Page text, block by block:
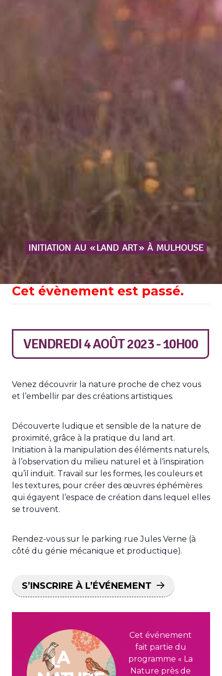
INITIATION AU « LAND ART » À MULHOUSE
Cet évènement est passé.
VENDREDI 4 AOÛT 2023 - 10H00
Venez découvrir la nature proche de chez vous
et l’embellir par des créations artistiques.
Découverte ludique et sensible de la nature de
proximité, grâce à la pratique du land art.
Initiation à la manipulation des éléments naturels,
à l’observation du milieu naturel et à l’inspiration
qu’il induit. Travail sur les formes, les couleurs et
les textures, pour créer des œuvres éphémères
qui égayent l’espace de création dans lequel elles
se trouvent.
Rendez-vous sur le parking rue Jules Verne (à
côté du génie mécanique et productique).
S’INSCRIRE À L’ÉVÉNEMENT
Cet événement
fait partie du
programme « La
Nature près de